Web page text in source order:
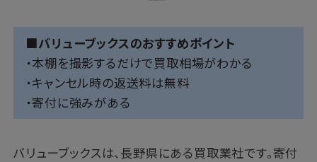
■バリューブックスのおすすめポイント
・本棚を撮影するだけで買取相場がわかる
・キャンセル時の返送料は無料
・寄付に強みがある
バリューブックスは、長野県にある買取業社です。寄付